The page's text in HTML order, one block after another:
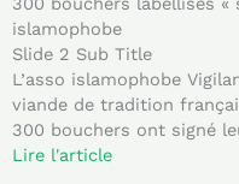
islamophobe
Slide 2 Sub Title
L’asso islamophobe
viande de tradition
300 bouchers ont signé
Lire l'article